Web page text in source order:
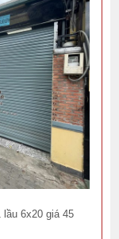
6x20 giá 45